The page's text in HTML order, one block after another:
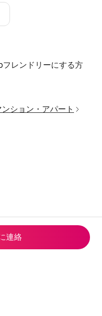
連⁠絡
レンドリーにする方
ション・アパート